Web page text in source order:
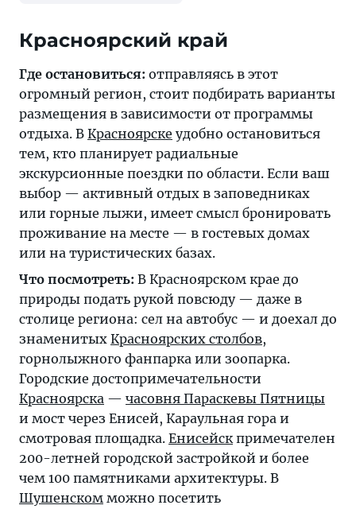
Где остановиться: отправляясь в этот
огромный регион, стоит подбирать варианты
размещения в зависимости от программы
отдыха. В Красноярске удобно остановиться
тем, кто планирует радиальные
экскурсионные поездки по области. Если ваш
выбор — активный отдых в заповедниках
или горные лыжи, имеет смысл бронировать
проживание на месте — в гостевых домах
или на туристических базах.
Что посмотреть: В Красноярском крае до
природы подать рукой повсюду — даже в
столице региона: сел на автобус — и доехал до
знаменитых Красноярских столбов,
горнолыжного фанпарка или зоопарка.
Городские достопримечательности
Красноярска — часовня Параскевы Пятницы
и мост через Енисей, Караульная гора и
смотровая площадка. Енисейскпримечателен
200-летней городской застройкой и более
чем 100 памятниками архитектуры. В
Шушенском можно посетить